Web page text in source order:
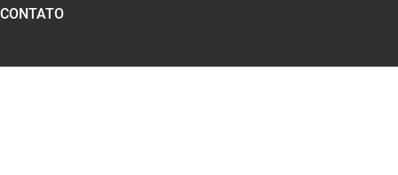
CONTATO